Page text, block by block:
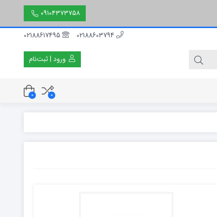
۰۹۱۰۴۳۷۳۷۵۸
02188617495
ورود | ثبت‌نام
0
0